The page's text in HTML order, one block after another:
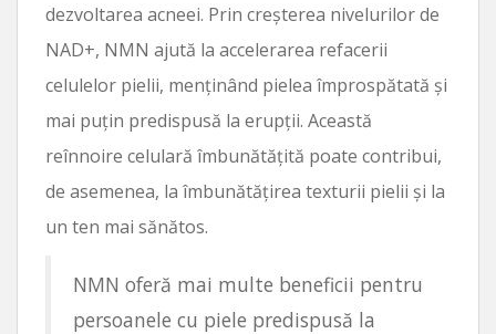
dezvoltarea acneei. Prin creșterea nivelurilor de
NAD+, NMN ajută la accelerarea refacerii
celulelor pielii, menținând pielea împrospătată și
mai puțin predispusă la erupții. Această
reînnoire celulară îmbunătățită poate contribui,
de asemenea, la îmbunătățirea texturii pielii și la
un ten mai sănătos.
NMN oferă mai multe beneficii pentru
persoanele cu piele predispusă la